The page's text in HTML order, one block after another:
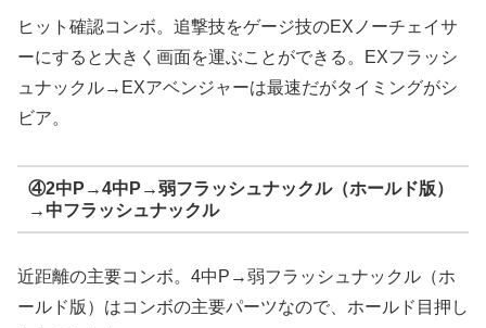
ヒット確認コンボ。追撃技をゲージ技のEXノーチェイサ
ーにすると大きく画面を運ぶことができる。EXフラッシ
ュナックル→EXアベンジャーは最速だがタイミングがシ
ビア。
④2中P→4中P→弱フラッシュナックル（ホールド版）
→中フラッシュナックル
近距離の主要コンボ。4中P→弱フラッシュナックル（ホ
ールド版）はコンボの主要パーツなので、ホールド目押し